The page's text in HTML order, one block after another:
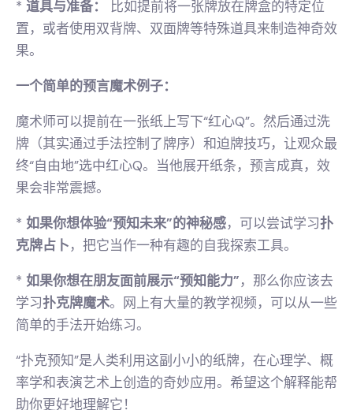
* 道具与准备：
比如提前将一张牌放在牌盒的特定位
置，或者使用双背牌、双面牌等特殊道具来制造神奇效
果。
一个简单的预言魔术例子：
魔术师可以提前在一张纸上写下“红心Q”。然后通过洗
牌（其实通过手法控制了牌序）和迫牌技巧，让观众最
终“自由地”选中红心Q。当他展开纸条，预言成真，效
果会非常震撼。
* 如果你想体验“预知未来”的神秘感，可以尝试学习扑
克牌占卜，把它当作一种有趣的自我探索工具。
* 如果你想在朋友面前展示“预知能力”，那么你应该去
学习扑克牌魔术。网上有大量的教学视频，可以从一些
简单的手法开始练习。
“扑克预知”是人类利用这副小小的纸牌，在心理学、概
率学和表演艺术上创造的奇妙应用。希望这个解释能帮
助你更好地理解它！